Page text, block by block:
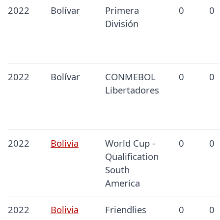
2022 Bolívar
Primera
División
0 0
2022 Bolívar
CONMEBOL
Libertadores
0 0
2022 Bolivia
World Cup -
Qualification
South
America
0 0
2022 Bolivia Friendlies 0 0